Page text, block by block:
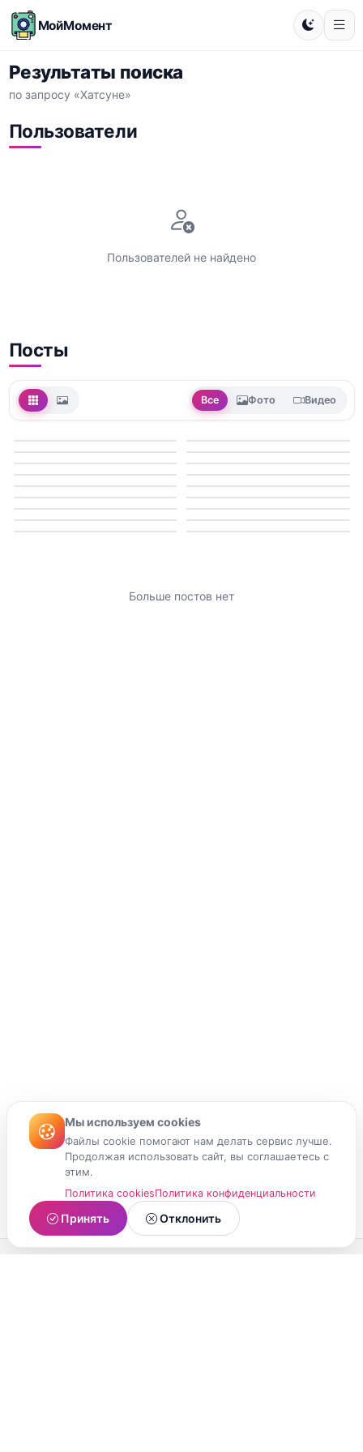
МойМомент
Результаты поиска
по запросу «Хатсуне»
Пользователи
Пользователей не найдено
Посты
Все Фото Видео
Больше постов нет
Мы используем cookies
Файлы cookie помогают нам делать сервис лучше.
Продолжая использовать сайт, вы соглашаетесь с
этим.
Политика cookiesПолитика конфиденциальности
Принять Отклонить